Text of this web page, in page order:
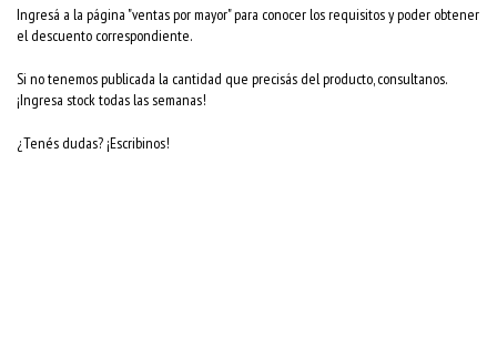
Ingresá a la página "ventas por mayor" para conocer los requisitos y poder obtener
el descuento correspondiente.
Si no tenemos publicada la cantidad que precisás del producto, consultanos.
¡Ingresa stock todas las semanas!
¿Tenés dudas? ¡Escribinos!